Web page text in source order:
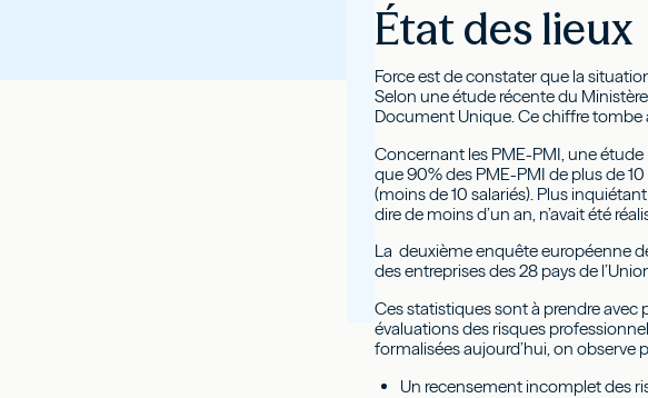
État des lieux
Force est de constater que la
Selon une étude récente du
Document Unique. Ce chiffre tombe
Concernant les PME-PMI, une
que 90% des PME-PMI de plus de
(moins de 10 salariés). Plus
dire de moins d’un an, n’avait été
La deuxième enquête européenne
des entreprises des 28 pays de
Ces statistiques sont à prendre
évaluations des risques
formalisées aujourd’hui, on observe
Un recensement incomplet des